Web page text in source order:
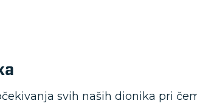
svih naših dionika pri